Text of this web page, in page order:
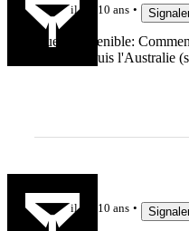
il y a 10 ans
Question penible:
France depuis l'Australie
il y a 10 ans